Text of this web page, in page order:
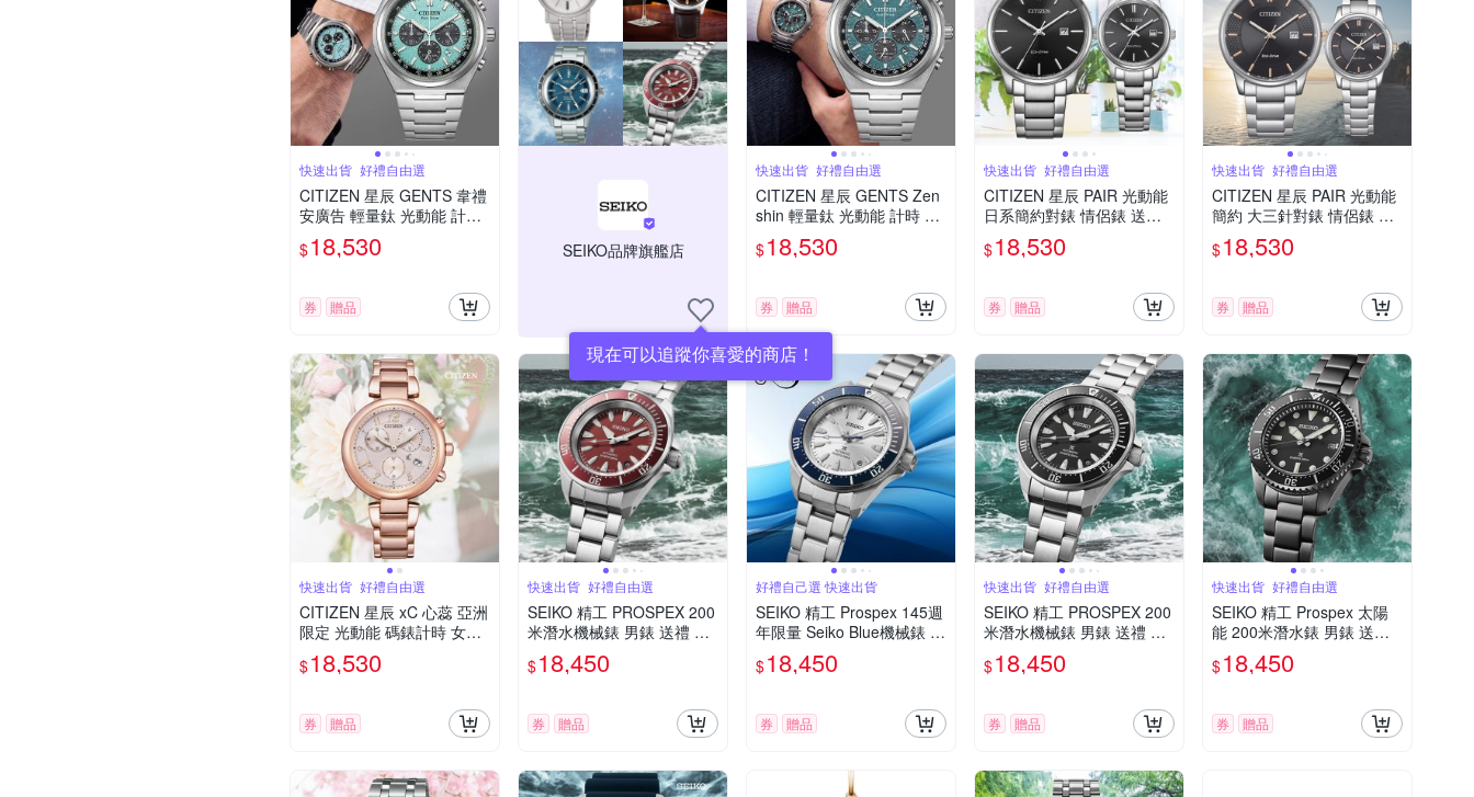
快速出貨_好禮自由選
CITIZEN 星辰 GENTS 韋禮
安廣告 輕量鈦 光動能 計時
男錶 熊貓錶 送禮 禮物 推薦
CA4610-85M
$18,530
券 贈品
SEIKO品牌旗艦店
現在可以追蹤你喜愛的商店！
快速出貨_好禮自由選
CITIZEN 星辰 GENTS Zen
shin 輕量鈦 光動能 計時 男
錶 熊貓錶 送禮 禮物 推薦 C
A4610-85X
$18,530
券 贈品
快速出貨_好禮自由選
CITIZEN 星辰 PAIR 光動能
日系簡約對錶 情侶錶 送禮
禮物 推薦 BM6978-93E/EW
2318-90E
$18,530
券 贈品
快速出貨_好禮自由選
CITIZEN 星辰 PAIR 光動能
簡約 大三針對錶 情侶錶 BM
6977-70E/EW2317-76E 送
禮 禮物 推薦
$18,530
券 贈品
快速出貨_好禮自由選
CITIZEN 星辰 xC 心蕊 亞洲
限定 光動能 碼錶計時 女錶
粉紅金 FB1452-66X 送禮
禮物 推薦
$18,530
券 贈品
快速出貨_好禮自由選
SEIKO 精工 PROSPEX 200
米潛水機械錶 男錶 送禮 禮
物推薦_SK028 SRPL11K1/
4R35-06K0R
$18,450
券 贈品
好禮自己選 快速出貨
SEIKO 精工 Prospex 145週
年限量 Seiko Blue機械錶 送
禮 禮物 推薦_SK028 HBB0
01K1/4R35-06K0B
$18,450
券 贈品
快速出貨_好禮自由選
SEIKO 精工 PROSPEX 200
米潛水機械錶 男錶 送禮 禮
物推薦_SK028 SRPL13K1/
4R35-06K0D
$18,450
券 贈品
快速出貨_好禮自由選
SEIKO 精工 Prospex 太陽
能 200米潛水錶 男錶 送禮
禮物推薦_SK028 SNE599P
1/V157-00A0SD
$18,450
券 贈品